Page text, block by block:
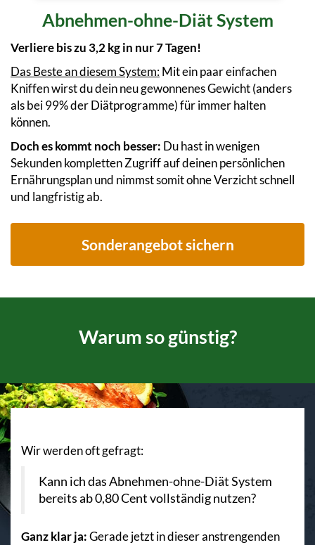
Abnehmen-ohne-Diät System
Verliere bis zu 3,2 kg in nur 7 Tagen!
Das Beste an diesem System:Mit ein paar einfachen
Kniffen wirst du dein neu gewonnenes Gewicht (anders
als bei 99% der Diätprogramme) für immer halten
können.
Doch es kommt noch besser: Du hast in wenigen
Sekunden kompletten Zugriff auf deinen persönlichen
Ernährungsplan und nimmst somit ohne Verzicht schnell
und langfristig ab.
Sonderangebot sichern
Warum so günstig?
Wir werden oft gefragt:
Kann ich das Abnehmen-ohne-Diät System
bereits ab 0,80 Cent vollständig nutzen?
Ganz klar ja:Gerade jetzt in dieser anstrengenden